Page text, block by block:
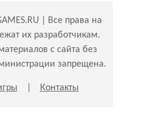
| Все права на
их разработчикам.
с сайта без
запрещена.
Контакты